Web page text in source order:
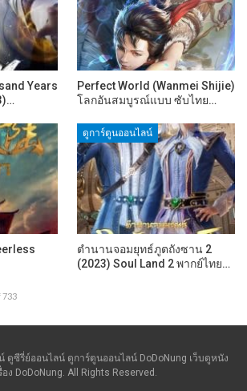
Years
Perfect World (Wanmei Shijie)
โลกอันสมบูรณ์แบบ ซับไทย…
ดูการ์ตูนออนไลน์
ตำนานจอมยุทธ์ภูตถังซาน 2
(2023) Soul Land 2 พากย์ไทย…
733
ดูซีรี่ย์ออนไลน์ ดูการ์ตูนออนไลน์ DoDoNung เว็บดูหนัง
อง DoDoNung. All Rights Reserved.